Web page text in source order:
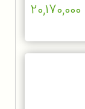
20,170,000